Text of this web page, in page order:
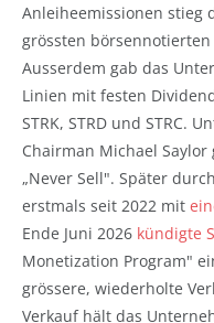
Anleiheemissionen stieg
grössten
Ausserdem gab das
Linien mit festen
STRK, STRD und STRC.
Chairman Michael
„Never Sell". Später
erstmals seit 2022 mit
Ende Juni 2026 kündigte
Monetization Program"
grössere, wiederholte
Verkauf hält das